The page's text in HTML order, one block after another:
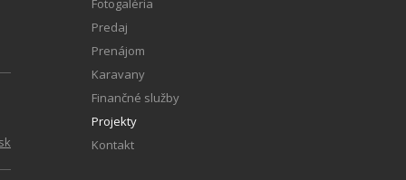
Fotogaléria
Predaj
Prenájom
Karavany
Finančné služby
Projekty
Kontakt